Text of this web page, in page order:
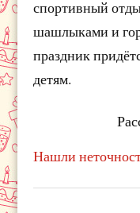
спортивный
шашлыками и
праздник
детям.
Нашли